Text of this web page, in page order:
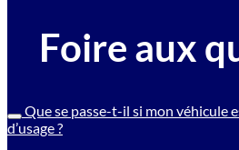
Foire aux
Que se passe-t-il si mon véhicule
d’usage ?